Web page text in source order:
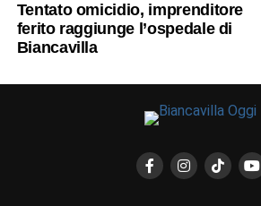
Tentato omicidio, imprenditore
ferito raggiunge l’ospedale di
Biancavilla